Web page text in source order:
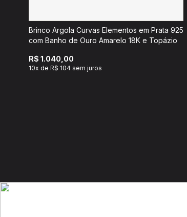
Brinco Argola Curvas Elementos em Prata 925
com Banho de Ouro Amarelo 18K e Topázio
R$ 1.040,00
10x de R$ 104 sem juros